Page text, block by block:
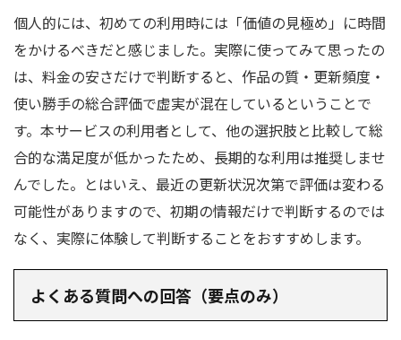
個人的には、初めての利用時には「価値の見極め」に時間
をかけるべきだと感じました。実際に使ってみて思ったの
は、料金の安さだけで判断すると、作品の質・更新頻度・
使い勝手の総合評価で虚実が混在しているということで
す。本サービスの利用者として、他の選択肢と比較して総
合的な満足度が低かったため、長期的な利用は推奨しませ
んでした。とはいえ、最近の更新状況次第で評価は変わる
可能性がありますので、初期の情報だけで判断するのでは
なく、実際に体験して判断することをおすすめします。
よくある質問への回答（要点のみ）